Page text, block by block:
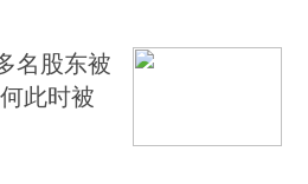
名股东被
此时被